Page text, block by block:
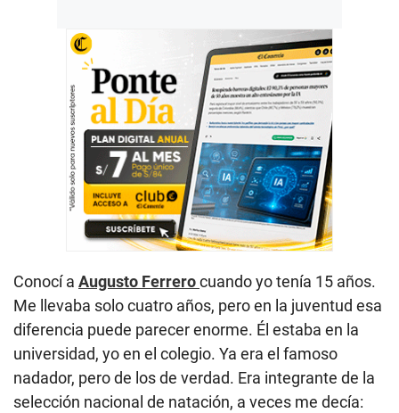
Conocí a Augusto Ferrerocuando yo tenía 15 años.
Me llevaba solo cuatro años, pero en la juventud esa
diferencia puede parecer enorme. Él estaba en la
universidad, yo en el colegio. Ya era el famoso
nadador, pero de los de verdad. Era integrante de la
selección nacional de natación, a veces me decía: